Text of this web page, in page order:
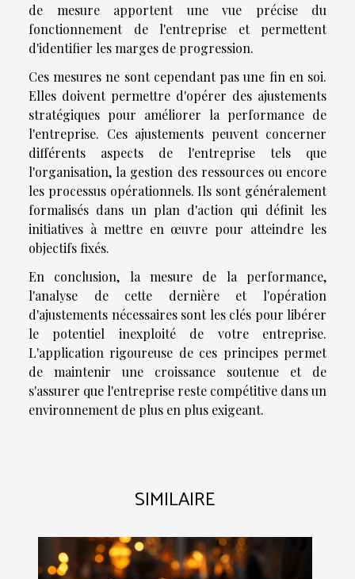
de mesure apportent une vue précise du
fonctionnement de l'entreprise et permettent
d'identifier les marges de progression.
Ces mesures ne sont cependant pas une fin en soi.
Elles doivent permettre d'opérer des ajustements
stratégiques pour améliorer la performance de
l'entreprise. Ces ajustements peuvent concerner
différents aspects de l'entreprise tels que
l'organisation, la gestion des ressources ou encore
les processus opérationnels. Ils sont généralement
formalisés dans un plan d'action qui définit les
initiatives à mettre en œuvre pour atteindre les
objectifs fixés.
En conclusion, la mesure de la performance,
l'analyse de cette dernière et l'opération
d'ajustements nécessaires sont les clés pour libérer
le potentiel inexploité de votre entreprise.
L'application rigoureuse de ces principes permet
de maintenir une croissance soutenue et de
s'assurer que l'entreprise reste compétitive dans un
environnement de plus en plus exigeant.
SIMILAIRE